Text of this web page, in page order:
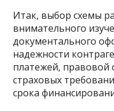
Итак, выбор схемы
внимательного
документального
надежности
платежей, правовой
страховых
срока